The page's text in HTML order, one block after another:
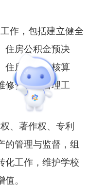
作， 包括建立健全
住房公积金预决
住房公积金核算
修资金的管理工
、著作权、专利
的管理与监督，组
化工作，维护学校
。